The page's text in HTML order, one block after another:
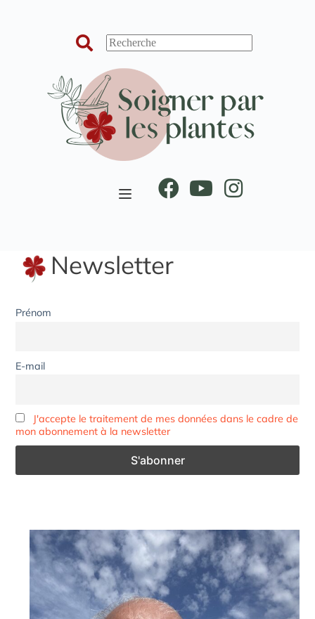
Newsletter
Prénom
E-mail
J'accepte le traitement de mes données dans le cadre de
mon abonnement à la newsletter